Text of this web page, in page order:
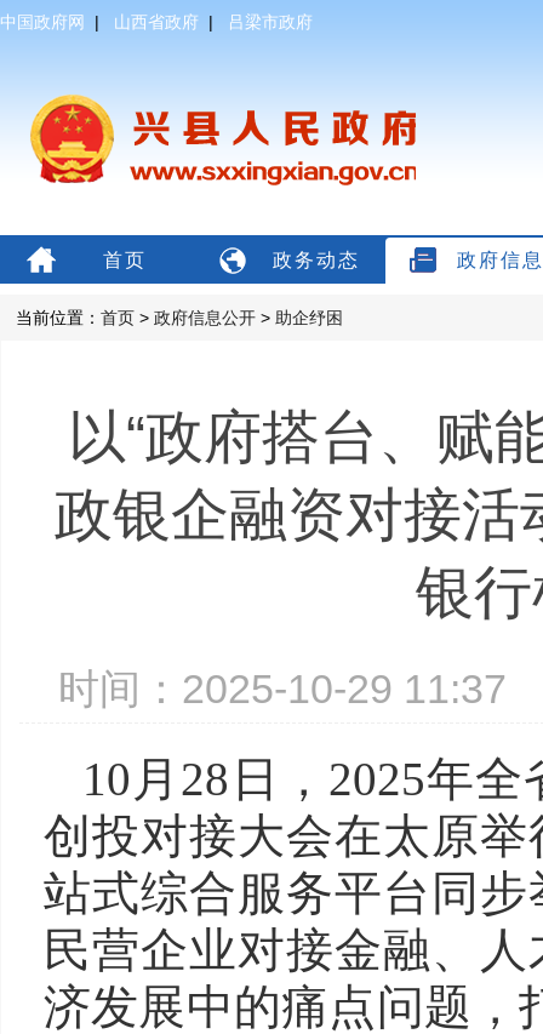
中国政府网 | 山西省政府 | 吕梁市政府
首页 政务动态 政府信
当前位置： 首页 > 政府信息公开 > 助企纾困
以“政府搭台、赋
政银企融资对接
银
时间：2025-10-29
10月28日，2025年
创投对接大会在太原
站式综合服务平台同
民营企业对接金融、
济发展中的痛点问题，